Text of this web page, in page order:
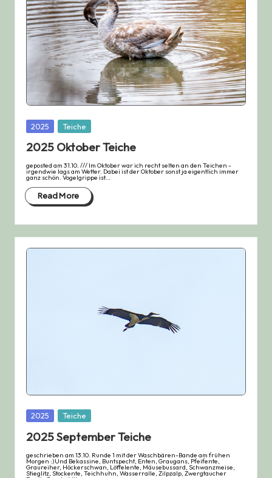
Posted
in2025 Teiche
2025 Oktober Teiche
geposted am 31.10. /// Im Oktober war ich recht selten an den Teichen -
irgendwie lags am Wetter. Dabei ist der Oktober sonst ja eigentlich immer
ganz schön. Vogelgrippe ist…
Read More
Posted
in2025 Teiche
2025 September Teiche
geschrieben am 13.10. Runde 1 mit der Waschbären-Bande am frühen
Morgen :)Und Bekassine, Buntspecht, Enten, Graugans, Pfeifente,
Graureiher, Höckerschwan, Löffelente, Mäusebussard, Schwanzmeise,
Stieglitz, Stockente, Teichhuhn, Wasserralle, Zilpzalp, Zwergtaucher